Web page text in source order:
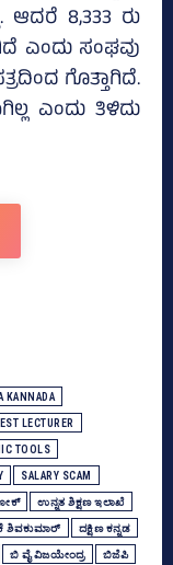
ಆದರೆ 8,333 ರು
ಎಂದು ಸಂಘವು
ಗೊತ್ತಾಗಿದೆ.
ಎಂದು ತಿಳಿದು
KANNADA
LECTURER
TOOLS
SALARY SCAM
ಉನ್ನತ ಶಿಕ್ಷಣ ಇಲಾಖೆ
ಶಿವಕುಮಾರ್ ದಕ್ಷಿಣ ಕನ್ನಡ
ಬಿ ವೈ ವಿಜಯೇಂದ್ರ ಬಿಜೆಪಿ